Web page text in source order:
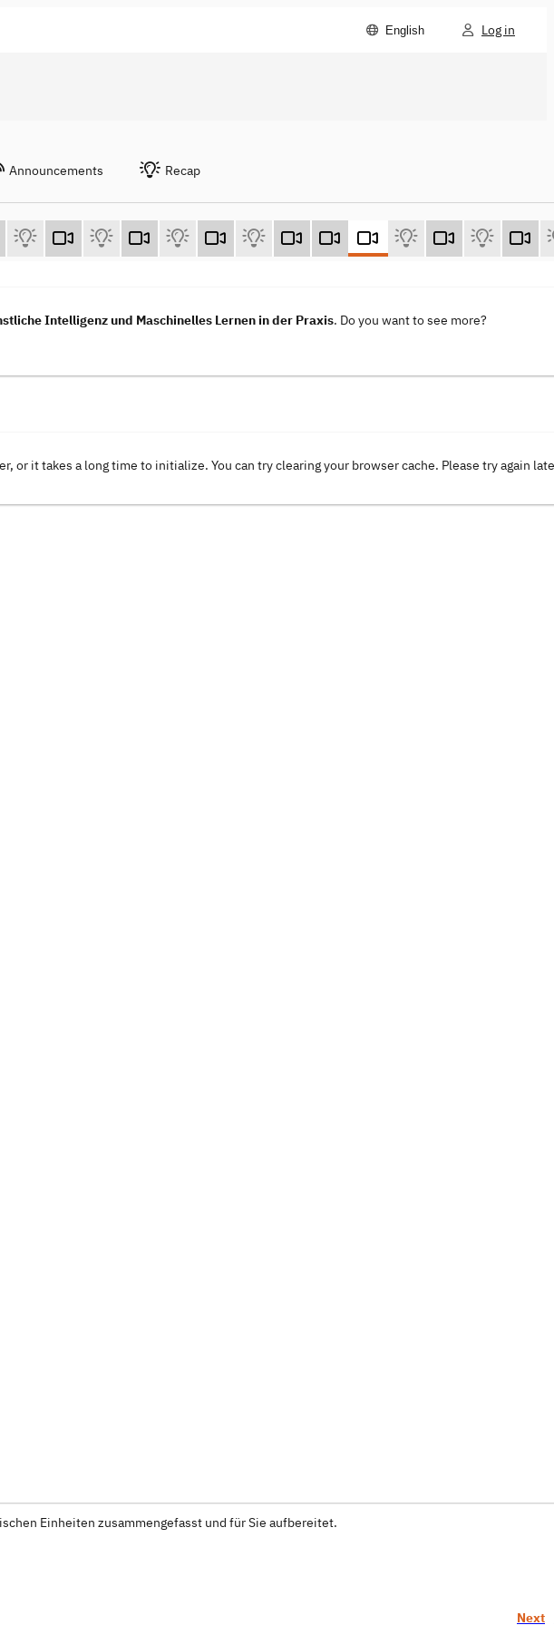
English Log in
Announcements Recap
Intelligenz und Maschinelles Lernen in der Praxis. Do you want to see more?
or it takes a long time to initialize. You can try clearing your browser cache. Please try again
Einheiten zusammengefasst und für Sie aufbereitet.
Next